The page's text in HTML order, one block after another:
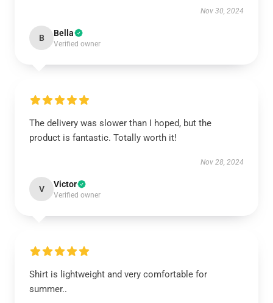
Nov 30, 2024
B Bella
Verified owner
The delivery was slower than I hoped, but the
product is fantastic. Totally worth it!
Nov 28, 2024
V Victor
Verified owner
Shirt is lightweight and very comfortable for
summer..